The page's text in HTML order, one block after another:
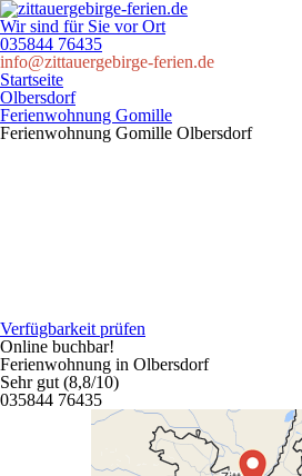
Wir sind für Sie vor Ort
035844 76435
info@zittauergebirge-ferien.de
Startseite
Olbersdorf
Ferienwohnung Gomille
Ferienwohnung Gomille Olbersdorf
Verfügbarkeit prüfen
Online buchbar!
Ferienwohnung in Olbersdorf
Sehr gut (8,8/10)
035844 76435